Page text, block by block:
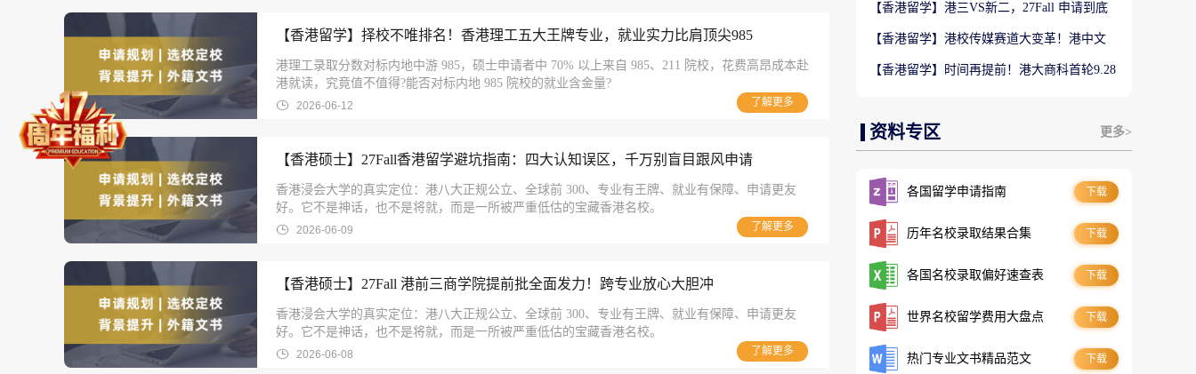
【香港留学】择校不唯排名！香港理工五大王牌专业，就业实力比肩顶尖985
港理工录取分数对标内地中游 985，硕士申请者中 70% 以上来自 985、211 院校，花费高昂成本赴
港就读，究竟值不值得?能否对标内地 985 院校的就业含金量?
2026-06-12 了解更多
【香港硕士】27Fall香港留学避坑指南：四大认知误区，千万别盲目跟风申请
香港浸会大学的真实定位：港八大正规公立、全球前 300、专业有王牌、就业有保障、申请更友
好。它不是神话，也不是将就，而是一所被严重低估的宝藏香港名校。
2026-06-09 了解更多
【香港硕士】27Fall 港前三商学院提前批全面发力！跨专业放心大胆冲
香港浸会大学的真实定位：港八大正规公立、全球前 300、专业有王牌、就业有保障、申请更友
好。它不是神话，也不是将就，而是一所被严重低估的宝藏香港名校。
2026-06-08 了解更多
【香港留学】港三VS新二，27Fall 申请到底
【香港留学】港校传媒赛道大变革！港中文
【香港留学】时间再提前！港大商科首轮9.28
资料专区 更多>
各国留学申请指南 下载
历年名校录取结果合集 下载
各国名校录取偏好速查表 下载
世界名校留学费用大盘点 下载
热门专业文书精品范文 下载